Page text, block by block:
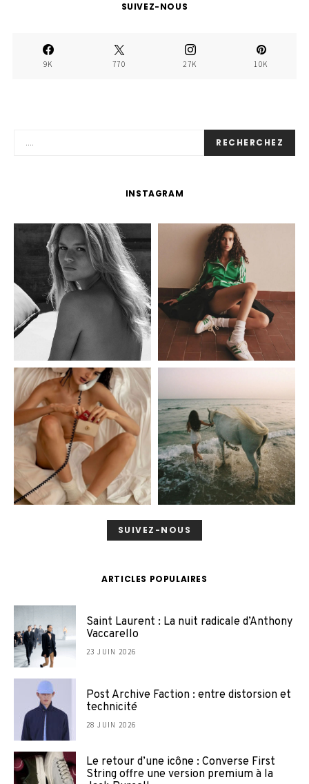
SUIVEZ-NOUS
9K 770 27K 10K
RECHERCHEZ
INSTAGRAM
SUIVEZ-NOUS
ARTICLES POPULAIRES
Saint Laurent : La nuit radicale d’Anthony
Vaccarello
23 JUIN 2026
Post Archive Faction : entre distorsion et
technicité
28 JUIN 2026
Le retour d’une icône : Converse First
String offre une version premium à la